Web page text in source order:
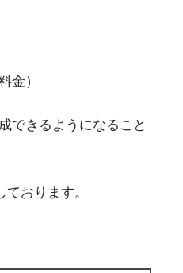
金）
できるようになること
おります。